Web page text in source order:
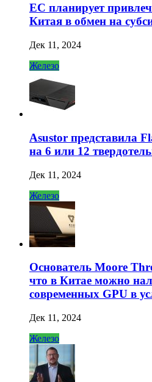
ЕС планирует
Китая в обмен на
Дек 11, 2024
Железо
Asustor представила
на 6 или 12
Дек 11, 2024
Железо
Основатель Moore
что в Китае можно
современных GPU в
Дек 11, 2024
Железо